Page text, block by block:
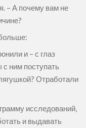
– А почему вам не
и – с глаз
с ним поступать
Отработали
исследований,
и выдавать